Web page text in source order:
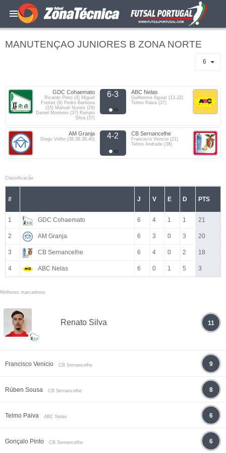
MANUTENÇAO JUNIORES B ZONA NORTE
6
GDC Cohaemato
Ricardo Pinto (4) Miguel
Freitas (6) Pedro Barbosa
(15) Manuel Nunes (29)
Daniel Monteiro (37) Renato
Silva (37)
6-3 ABC Nelas
Guilherme Aguiar (13,22)
Telmo Paiva (37)
AM Granja
Diogo Velho (38,38,38,40) 4-2 CB Sernancelhe
Francisco Venicio (21)
Telmo Andrade (38)
Classificacão
# J V E D PTS
1 GDC Cohaemato 6 4 1 1 21
2 AM Granja 6 3 0 3 20
3 CB Sernancelhe 6 4 0 2 18
4 ABC Nelas 6 0 1 5 3
Melhores marcadores
Renato Silva 11
Francisco Venicio CB Sernancelhe 9
Rúben Sousa CB Sernancelhe 8
Telmo Paiva ABC Nelas 6
Gonçalo Pinto CB Sernancelhe 6